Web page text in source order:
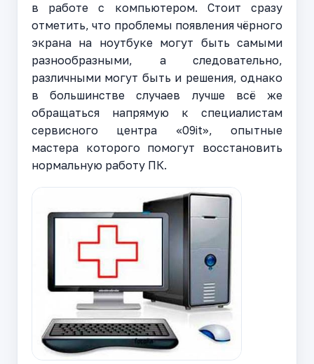
в работе с компьютером. Стоит сразу
отметить, что проблемы появления чёрного
экрана на ноутбуке могут быть самыми
разнообразными, а следовательно,
различными могут быть и решения, однако
в большинстве случаев лучше всё же
обращаться напрямую к специалистам
сервисного центра «09it», опытные
мастера которого помогут восстановить
нормальную работу ПК.